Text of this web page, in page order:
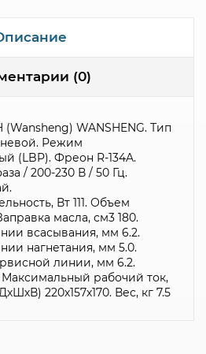
(0)
WANSHENG. Тип
Режим
(LBP). Фреон R-134A.
/ 200-230 В / 50 Гц.
Вт 111. Объем
масла, см3 180.
всасывания, мм 6.2.
нагнетания, мм 5.0.
линии, мм 6.2.
Максимальный рабочий ток,
220х157х170. Вес, кг 7.5